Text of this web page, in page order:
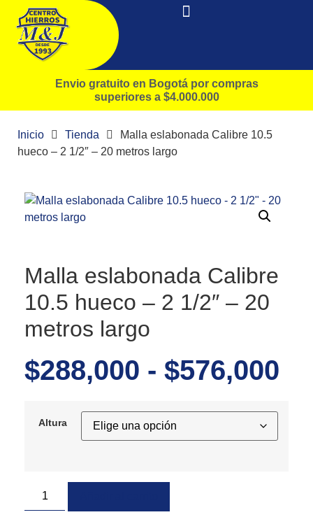
Envio gratuito en Bogotá por compras
superiores a $4.000.000
Inicio Tienda
Malla eslabonada Calibre 10.5
hueco – 2 1/2″ – 20 metros largo
Malla eslabonada Calibre
10.5 hueco – 2 1/2″ – 20
metros largo
$288,000 - $576,000
Altura